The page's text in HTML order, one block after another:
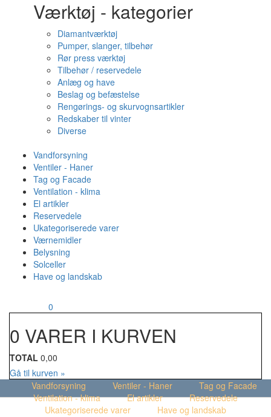
Værktøj - kategorier
Diamantværktøj
Pumper, slanger, tilbehør
Rør press værktøj
Tilbehør / reservedele
Anlæg og have
Beslag og befæstelse
Rengørings- og skurvognsartikler
Redskaber til vinter
Diverse
Vandforsyning
Ventiler - Haner
Tag og Facade
Ventilation - klima
El artikler
Reservedele
Ukategoriserede varer
Værnemidler
Belysning
Solceller
Have og landskab
0
0 VARER I KURVEN
TOTAL 0,00
Gå til kurven »
Vandforsyning
Ventiler - Haner
Tag og Facade
Ventilation - klima
El artikler
Reservedele
Ukategoriserede varer
Have og landskab